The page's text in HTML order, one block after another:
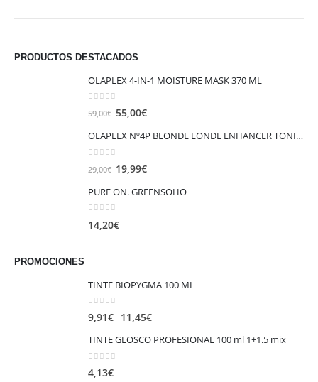
PRODUCTOS DESTACADOS
OLAPLEX 4-IN-1 MOISTURE MASK 370 ML
out of 5
59,00€ El
original
59,00€.
55,00€El
actual
55,00€.
OLAPLEX Nº4P BLONDE LONDE ENHANCER TONING SHAMPOO 250ML
29,00€ El
original
29,00€.
19,99€El
actual
PURE ON. GREENSOHO
14,20€
PROMOCIONES
TINTE BIOPYGMA 100 ML
0 out of 5
9,91€- 11,45€Rango
precios:
TINTE GLOSCO PROFESIONAL 100 ml 1+1.5 mix
0 out of 5
4,13€